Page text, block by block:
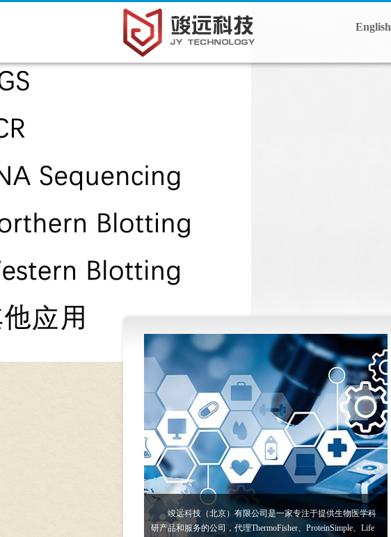
English
竣远科技（北京）有限公司是一家专注于提供生物医学科
研产品和服务的公司，代理ThermoFisher、ProteinSimple、Life